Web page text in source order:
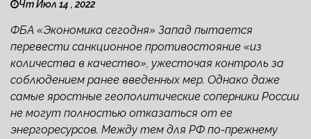
Чт Июл 14 , 2022
ФБА «Экономика сегодня» Запад пытается
перевести санкционное противостояние «из
количества в качество», ужесточая контроль за
соблюдением ранее введенных мер. Однако даже
самые яростные геополитические соперники России
не могут полностью отказаться от ее
энергоресурсов. Между тем для РФ по-прежнему